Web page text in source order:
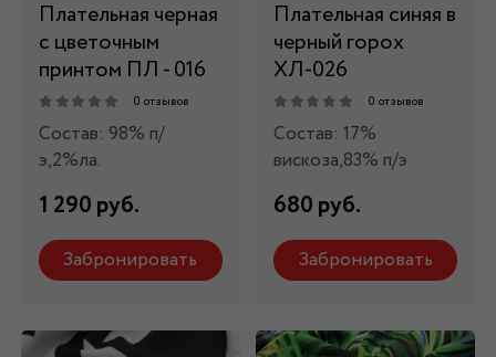
Плательная черная
с цветочным
принтом ПЛ - 016
0 отзывов
Состав: 98% п/
э,2%ла.
1 290 руб.
Забронировать
Плательная синяя в
черный горох
ХЛ-026
0 отзывов
Состав: 17%
вискоза,83% п/э
680 руб.
Забронировать